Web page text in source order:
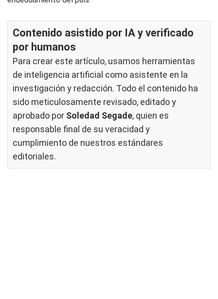
Contenido asistido por IA y verificado
por humanos
Para crear este artículo, usamos herramientas
de inteligencia artificial como asistente en la
investigación y redacción. Todo el contenido ha
sido meticulosamente revisado, editado y
aprobado por Soledad Segade, quien es
responsable final de su veracidad y
cumplimiento de nuestros estándares
editoriales.